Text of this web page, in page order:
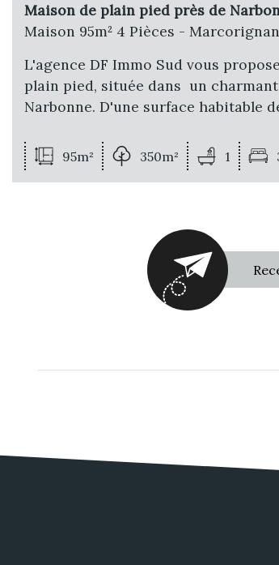
Maison de plain pied près de
Maison 95m² 4 Pièces - Marcorignan
L'agence DF Immo Sud vous
plain pied, située dans un
Narbonne. D'une surface habitable
95m² 350m² 1